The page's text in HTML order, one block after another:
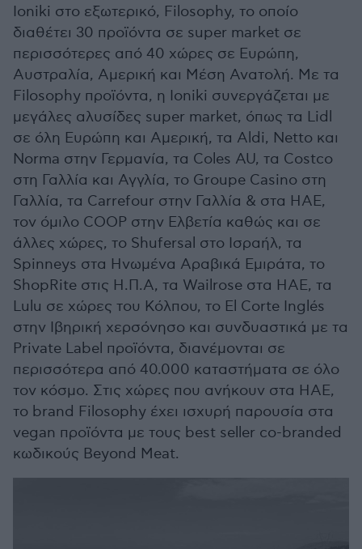
Ioniki στο εξωτερικό, Filosophy, το οποίο
διαθέτει 30 προϊόντα σε super market σε
περισσότερες από 40 χώρες σε Ευρώπη,
Αυστραλία, Αμερική και Μέση Ανατολή. Με τα
Filosophy προϊόντα, η Ioniki συνεργάζεται με
μεγάλες αλυσίδες super market, όπως τα Lidl
σε όλη Ευρώπη και Αμερική, τα Aldi, Netto και
Norma στην Γερμανία, τα Coles AU, τα Costco
στη Γαλλία και Αγγλία, το Groupe Casino στη
Γαλλία, τα Carrefour στην Γαλλία & στα ΗΑΕ,
τον όμιλο COOP στην Ελβετία καθώς και σε
άλλες χώρες, το Shufersal στο Ισραήλ, τα
Spinneys στα Ηνωμένα Αραβικά Εμιράτα, το
ShopRite στις Η.Π.Α, τα Wailrose στα ΗΑΕ, τα
Lulu σε χώρες του Κόλπου, το El Corte Inglés
στην Ιβηρική χερσόνησο και συνδυαστικά με τα
Private Label προϊόντα, διανέμονται σε
περισσότερα από 40.000 καταστήματα σε όλο
τον κόσμο. Στις χώρες που ανήκουν στα ΗΑΕ,
το brand Filosophy έχει ισχυρή παρουσία στα
vegan προϊόντα με τους best seller co-branded
κωδικούς Beyond Meat.